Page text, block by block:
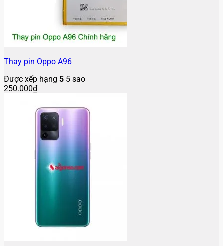
Thay pin Oppo A96
Được xếp hạng 5 5 sao
250.000₫